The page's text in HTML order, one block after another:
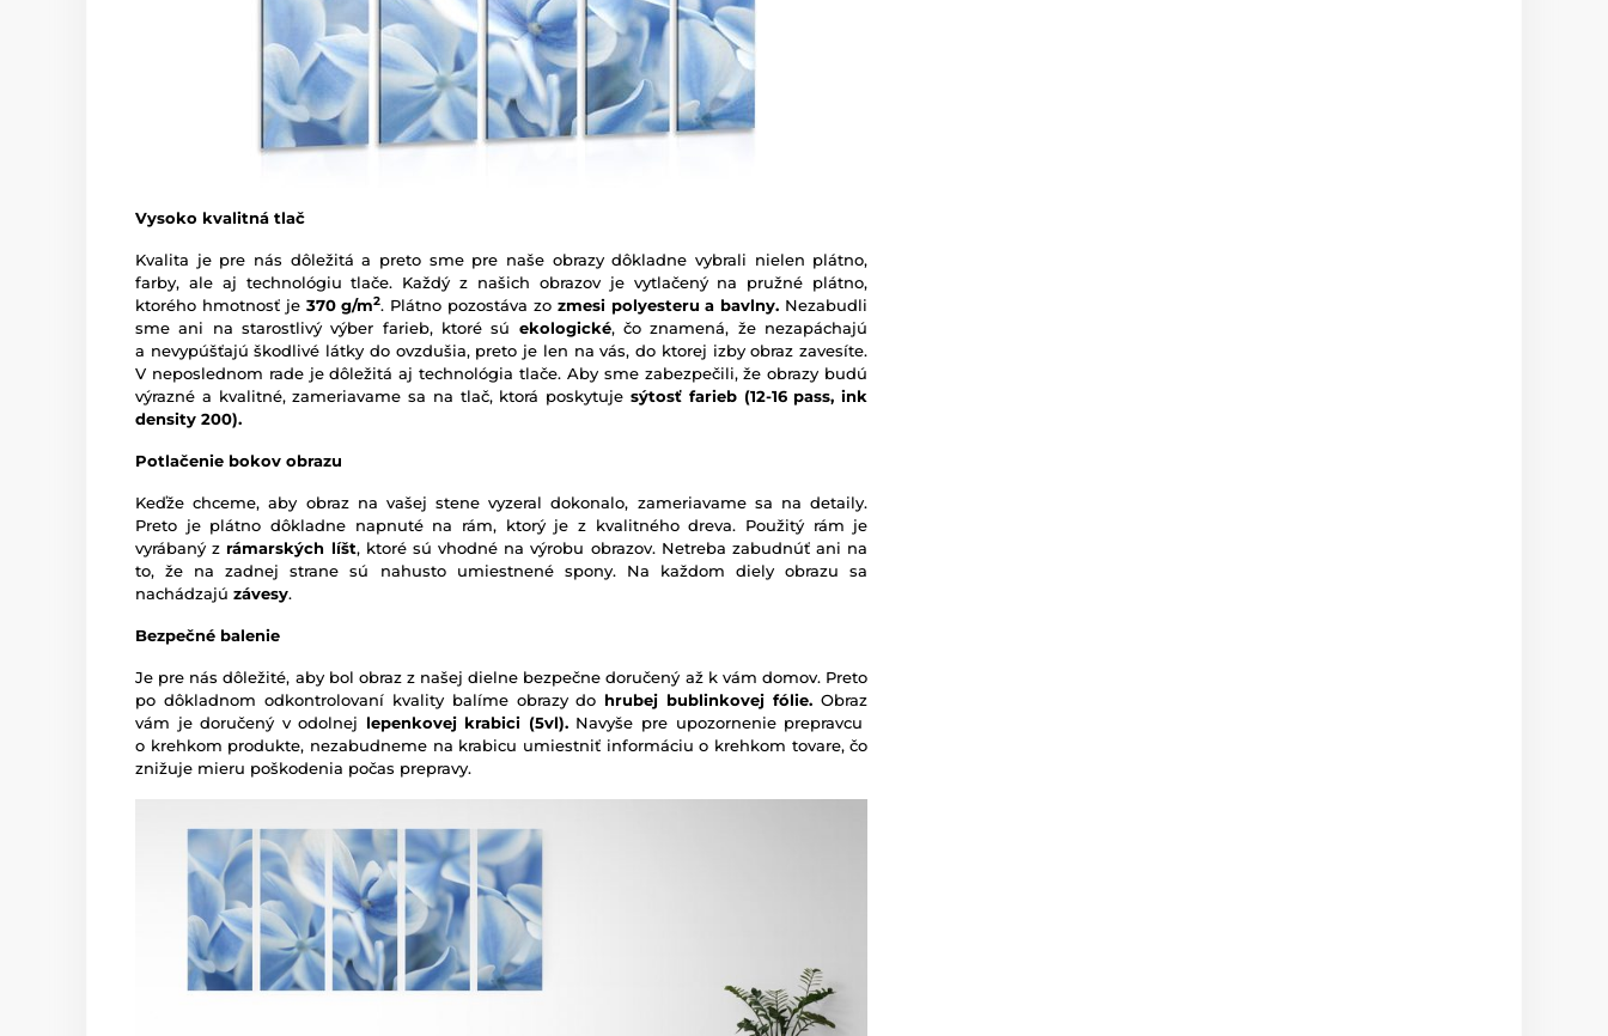
Vysoko kvalitná tlač
Kvalita je pre nás dôležitá a preto sme pre naše obrazy dôkladne vybrali nielen plátno,
farby, ale aj technológiu tlače. Každý z našich obrazov je vytlačený na pružné plátno,
ktorého hmotnosť je 370 g/m2. Plátno pozostáva zo zmesi polyesteru a bavlny. Nezabudli
sme ani na starostlivý výber farieb, ktoré sú ekologické, čo znamená, že nezapáchajú
a nevypúšťajú škodlivé látky do ovzdušia, preto je len na vás, do ktorej izby obraz zavesíte.
V neposlednom rade je dôležitá aj technológia tlače. Aby sme zabezpečili, že obrazy budú
výrazné a kvalitné, zameriavame sa na tlač, ktorá poskytujesýtosť farieb (12-16 pass, ink
density 200).
Potlačenie bokov obrazu
Keďže chceme, aby obraz na vašej stene vyzeral dokonalo, zameriavame sa na detaily.
Preto je plátno dôkladne napnuté na rám, ktorý je z kvalitného dreva. Použitý rám je
vyrábaný z rámarských líšt, ktoré sú vhodné na výrobu obrazov. Netreba zabudnúť ani na
to, že na zadnej strane sú nahusto umiestnené spony. Na každom diely obrazu sa
nachádzajú závesy.
Bezpečné balenie
Je pre nás dôležité, aby bol obraz z našej dielne bezpečne doručený až k vám domov. Preto
po dôkladnom odkontrolovaní kvality balíme obrazy do hrubej bublinkovej fólie. Obraz
vám je doručený v odolnej lepenkovej krabici (5vl).Navyše pre upozornenie prepravcu
o krehkom produkte, nezabudneme na krabicu umiestniť informáciu o krehkom tovare, čo
znižuje mieru poškodenia počas prepravy.